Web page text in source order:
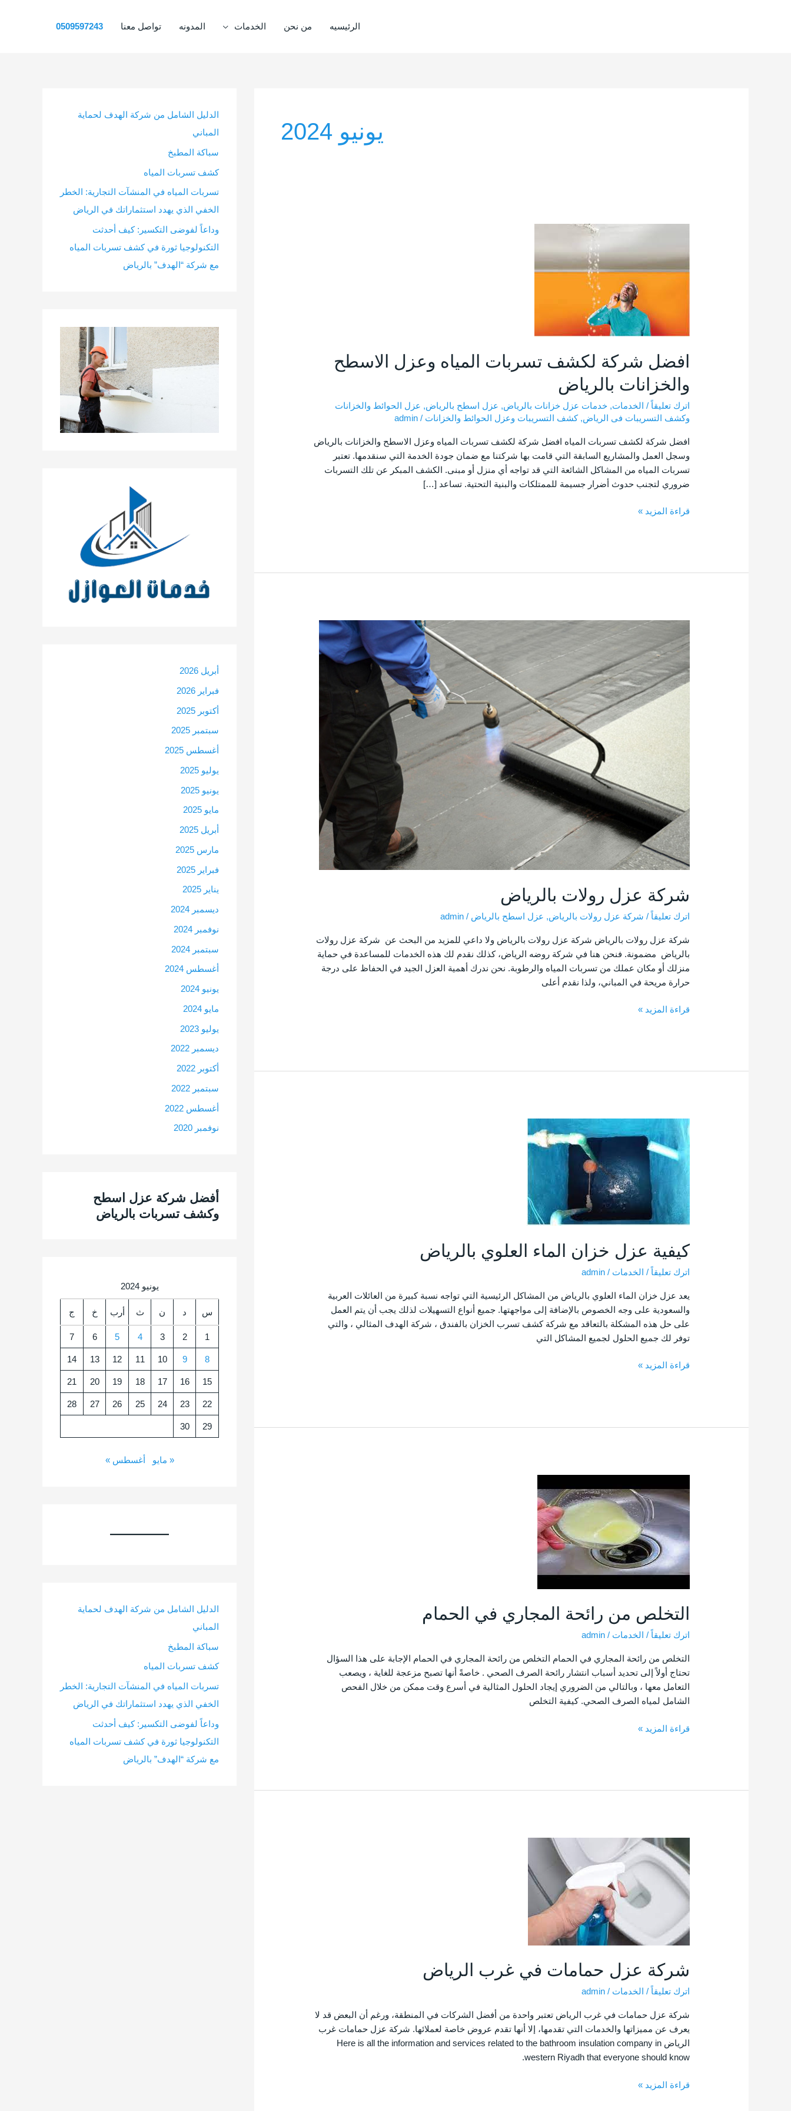
الرئيسيه من نحن الخدمات المدونه تواصل معنا 0509597243
يونيو 2024
افضل شركة لكشف تسربات المياه وعزل الاسطح
والخزانات بالرياض
اترك تعليقاً / الخدمات,خدمات عزل خزانات بالرياض, عزل اسطح بالرياض, عزل الحوائط والخزانات
وكشف التسريبات فى الرياض,كشف التسريبات وعزل الحوائط والخزانات /
admin
افضل شركة لكشف تسربات المياه افضل شركة لكشف تسربات المياه وعزل الاسطح والخزانات بالرياض
وسجل العمل والمشاريع السابقة التي قامت بها شركتنا مع ضمان جودة الخدمة التي سنقدمها. تعتبر
تسربات المياه من المشاكل الشائعة التي قد تواجه أي منزل أو مبنى. الكشف المبكر عن تلك التسربات
ضروري لتجنب حدوث أضرار جسيمة للممتلكات والبنية التحتية. تساعد […]
لكشف
تسربات
والخزانات
قراءة المزيد »
شركة عزل رولات بالرياض
اترك تعليقاً / شركة عزل رولات بالرياض, عزل اسطح بالرياض /
admin
شركة عزل رولات بالرياض شركة عزل رولات بالرياض ولا داعي للمزيد من البحث عن شركة عزل رولات
بالرياض مضمونة. فنحن هنا في شركة روضه الرياض، كذلك نقدم لك هذه الخدمات للمساعدة في حماية
منزلك أو مكان عملك من تسربات المياه والرطوبة. نحن ندرك أهمية العزل الجيد في الحفاظ على درجة
حرارة مريحة في المباني، ولذا نقدم أعلى
عزل
رولات
بالرياض
قراءة المزيد »
كيفية عزل خزان الماء العلوي بالرياض
اترك تعليقاً / الخدمات /
admin
يعد عزل خزان الماء العلوي بالرياض من المشاكل الرئيسية التي تواجه نسبة كبيرة من العائلات العربية
والسعودية على وجه الخصوص بالإضافة إلى مواجهتها. جميع أنواع التسهيلات لذلك يجب أن يتم العمل
على حل هذه المشكلة بالتعاقد مع شركة كشف تسرب الخزان بالفندق ، شركة الهدف المثالي ، والتي
توفر لك جميع الحلول لجميع المشاكل التي
كيفية
عزل
خزان
الماء
بالرياض
قراءة المزيد »
التخلص من رائحة المجاري في الحمام
اترك تعليقاً / الخدمات /
admin
التخلص من رائحة المجاري في الحمام التخلص من رائحة المجاري في الحمام الإجابة على هذا السؤال
تحتاج أولاً إلى تحديد أسباب انتشار رائحة الصرف الصحي . خاصةً أنها تصبح مزعجة للغاية ، ويصعب
التعامل معها ، وبالتالي من الضروري إيجاد الحلول المثالية في أسرع وقت ممكن من خلال الفحص
الشامل لمياه الصرف الصحي. كيفية التخلص
من
رائحة
في
الحمام
قراءة المزيد »
شركة عزل حمامات في غرب الرياض
اترك تعليقاً / الخدمات /
admin
شركة عزل حمامات في غرب الرياض تعتبر واحدة من أفضل الشركات في المنطقة، ورغم أن البعض قد لا
يعرف عن مميزاتها والخدمات التي تقدمها، إلا أنها تقدم عروض خاصة لعملائها. شركة عزل حمامات غرب
الرياض Here is all the information and services related to the bathroom insulation company in
western Riyadh that everyone should know.
شركة
عزل
حمامات
في
غرب
الرياض
قراءة المزيد »
الدليل الشامل من شركة الهدف لحماية
المباني
سباكة المطبخ
كشف تسربات المياه
تسربات المياه في المنشآت التجارية: الخطر
الخفي الذي يهدد استثماراتك في الرياض
وداعاً لفوضى التكسير: كيف أحدثت
التكنولوجيا ثورة في كشف تسربات المياه
مع شركة “الهدف” بالرياض
أبريل 2026
فبراير 2026
أكتوبر 2025
سبتمبر 2025
أغسطس 2025
يوليو 2025
يونيو 2025
مايو 2025
أبريل 2025
مارس 2025
فبراير 2025
يناير 2025
ديسمبر 2024
نوفمبر 2024
سبتمبر 2024
أغسطس 2024
يونيو 2024
مايو 2024
يوليو 2023
ديسمبر 2022
أكتوبر 2022
سبتمبر 2022
أغسطس 2022
نوفمبر 2020
أفضل شركة عزل اسطح
وكشف تسربات بالرياض
يونيو 2024
س د ن ث أرب خ ج
1
2
3
4
5
6
7
8
9
10
11
12
13
14
15
16
17
18
19
20
21
22
23
24
25
26
27
28
29
30
« مايو أغسطس »
الدليل الشامل من شركة الهدف لحماية
المباني
سباكة المطبخ
كشف تسربات المياه
تسربات المياه في المنشآت التجارية: الخطر
الخفي الذي يهدد استثماراتك في الرياض
وداعاً لفوضى التكسير: كيف أحدثت
التكنولوجيا ثورة في كشف تسربات المياه
مع شركة “الهدف” بالرياض